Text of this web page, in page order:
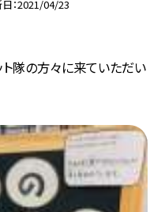
2021/04/23
隊の方々に来ていただい